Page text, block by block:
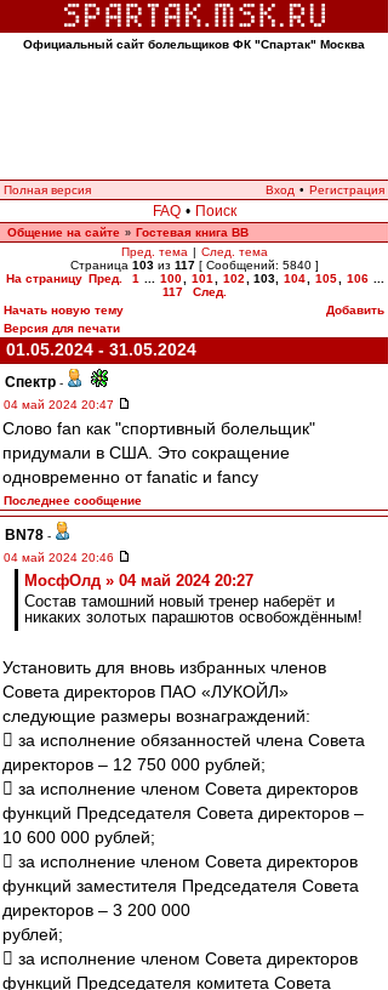
Официальный сайт болельщиков ФК "Спартак" Москва
Полная версия Вход • Регистрация
FAQ • Поиск
Общение на сайте » Гостевая книга ВВ
Пред. тема | След. тема
Страница 103из 117[ Сообщений: 5840 ]
На страницу Пред. 1 100 101 102 103, 104 105 106
117
След.
Начать новую тему
Добавить
Версия для печати
01.05.2024 - 31.05.2024
Спектр -
04 май 2024 20:47
Слово fan как "спортивный болельщик"
придумали в США. Это сокращение
одновременно от fanatic и fancy
Последнее сообщение
BN78 -
04 май 2024 20:46
МосфОлд » 04 май 2024 20:27
Состав тамошний новый тренер наберёт и
никаких золотых парашютов освобождённым!
Установить для вновь избранных членов
Совета директоров ПАО «ЛУКОЙЛ»
следующие размеры вознаграждений:
 за исполнение обязанностей члена Совета
директоров – 12 750 000 рублей;
 за исполнение членом Совета директоров
функций Председателя Совета директоров –
10 600 000 рублей;
 за исполнение членом Совета директоров
функций заместителя Председателя Совета
директоров – 3 200 000
рублей;
 за исполнение членом Совета директоров
функций Председателя комитета Совета